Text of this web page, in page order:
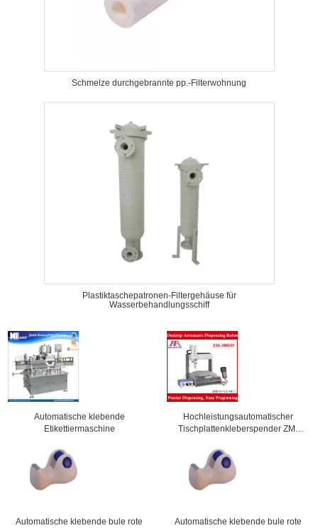
Schmelze durchgebrannte pp.-Filterwohnung
Plastiktaschepatronen-Filtergehäuse für
Wasserbehandlungsschiff
Automatische klebende
Etikettiermaschine
Hochleistungsautomatischer
Tischplattenkleberspender ZM-
Automatische klebende bule rote
Automatische klebende bule rote